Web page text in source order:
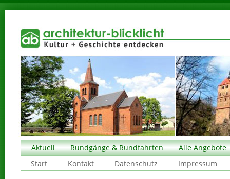
Aktuell Rundgänge & Rundfahrten
Alle Angebote
Start
Kontakt Datenschutz Impressum